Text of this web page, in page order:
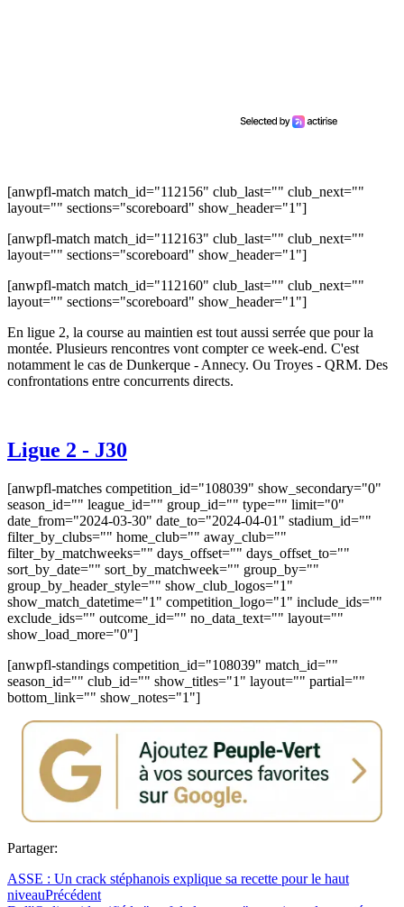
[anwpfl-match match_id="112156" club_last="" club_next=""
layout="" sections="scoreboard" show_header="1"]
[anwpfl-match match_id="112163" club_last="" club_next=""
layout="" sections="scoreboard" show_header="1"]
[anwpfl-match match_id="112160" club_last="" club_next=""
layout="" sections="scoreboard" show_header="1"]
En ligue 2, la course au maintien est tout aussi serrée que pour la
montée. Plusieurs rencontres vont compter ce week-end. C'est
notamment le cas de Dunkerque - Annecy. Ou Troyes - QRM. Des
confrontations entre concurrents directs.
Ligue 2 - J30
[anwpfl-matches competition_id="108039" show_secondary="0"
season_id="" league_id="" group_id="" type="" limit="0"
date_from="2024-03-30" date_to="2024-04-01" stadium_id=""
filter_by_clubs="" home_club="" away_club=""
filter_by_matchweeks="" days_offset="" days_offset_to=""
sort_by_date="" sort_by_matchweek="" group_by=""
group_by_header_style="" show_club_logos="1"
show_match_datetime="1" competition_logo="1" include_ids=""
exclude_ids="" outcome_id="" no_data_text="" layout=""
show_load_more="0"]
[anwpfl-standings competition_id="108039" match_id=""
season_id="" club_id="" show_titles="1" layout="" partial=""
bottom_link="" show_notes="1"]
Partager:
ASSE : Un crack stéphanois explique sa recette pour le haut
niveauPrécédent